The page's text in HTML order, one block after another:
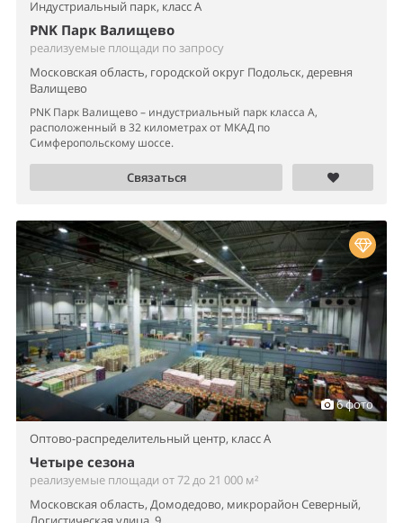
6 фото
Оптово-распределительный центр,класс A
Четыре сезона
реализуемые площади от 72 до 21 000 м²
Московская область, Домодедово, микрорайон Северный,
Логистическая улица, 9
«Четыре сезона» - современный многофункциональный
оптово-распределительный центр, который решает множество
задач. Здесь...
Связаться